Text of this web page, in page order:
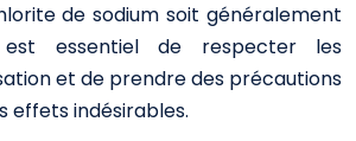
de sodium soit généralement
essentiel de respecter les
et de prendre des précautions
effets indésirables.